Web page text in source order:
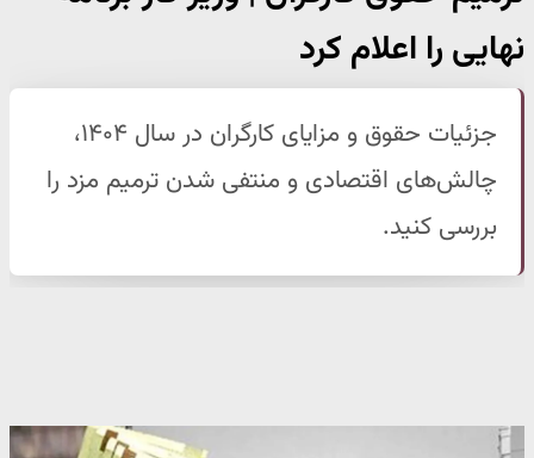
نهایی را اعلام کرد
جزئیات حقوق و مزایای کارگران در سال ۱۴۰۴،
چالش‌های اقتصادی و منتفی شدن ترمیم مزد را
بررسی کنید.